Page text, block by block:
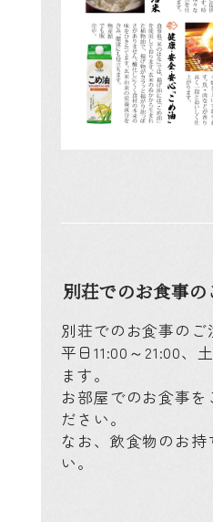
別荘でのお食事の
別荘でのお食事のご
平日11:00～21:00、
ます。
お部屋でのお食事を
ださい。
なお、飲食物のお持
い。